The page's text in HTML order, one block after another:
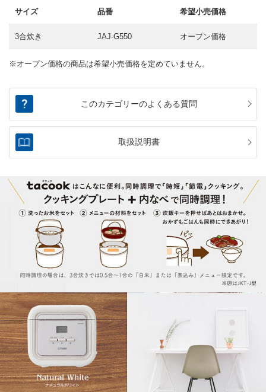
サイズ 品番 希望小売価格
3合炊き JAJ-G550 オープン価格
※オープン価格の商品は希望小売価格を定めていません。
このカテゴリーのよくある質問
取扱説明書